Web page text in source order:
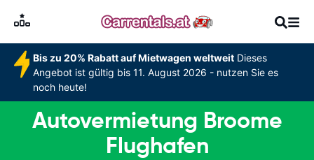
Bis zu 20% Rabatt auf Mietwagen weltweitDieses
Angebot ist gültig bis 11. August 2026 - nutzen Sie es
noch heute!
Autovermietung Broome
Flughafen